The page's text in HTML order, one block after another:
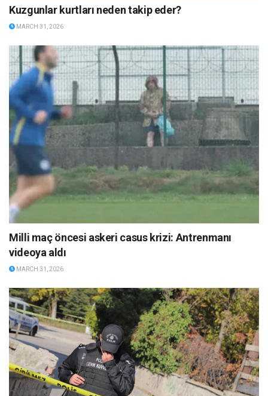
Kuzgunlar kurtları neden takip eder?
MARCH 31, 2026
Milli maç öncesi askeri casus krizi: Antrenmanı
videoya aldı
MARCH 31, 2026